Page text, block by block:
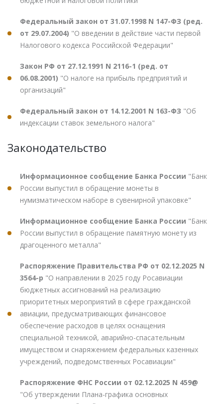
Федеральный закон от 31.07.1998 N 147-ФЗ (ред.
от 29.07.2004) "О введении в действие части первой
Налогового кодекса Российской Федерации"
Закон РФ от 27.12.1991 N 2116-1 (ред. от
06.08.2001) "О налоге на прибыль предприятий и
организаций"
Федеральный закон от 14.12.2001 N 163-ФЗ "Об
индексации ставок земельного налога"
Законодательство
Информационное сообщение Банка России "Банк
России выпустил в обращение монеты в
нумизматическом наборе в сувенирной упаковке"
Информационное сообщение Банка России "Банк
России выпустил в обращение памятную монету из
драгоценного металла"
Распоряжение Правительства РФ от 02.12.2025 N
3564-р "О направлении в 2025 году Росавиации
бюджетных ассигнований на реализацию
приоритетных мероприятий в сфере гражданской
авиации, предусматривающих финансовое
обеспечение расходов в целях оснащения
специальной техникой, аварийно-спасательным
имуществом и снаряжением федеральных казенных
учреждений, подведомственных Росавиации"
Распоряжение ФНС России от 02.12.2025 N 459@
"Об утверждении Плана-графика основных